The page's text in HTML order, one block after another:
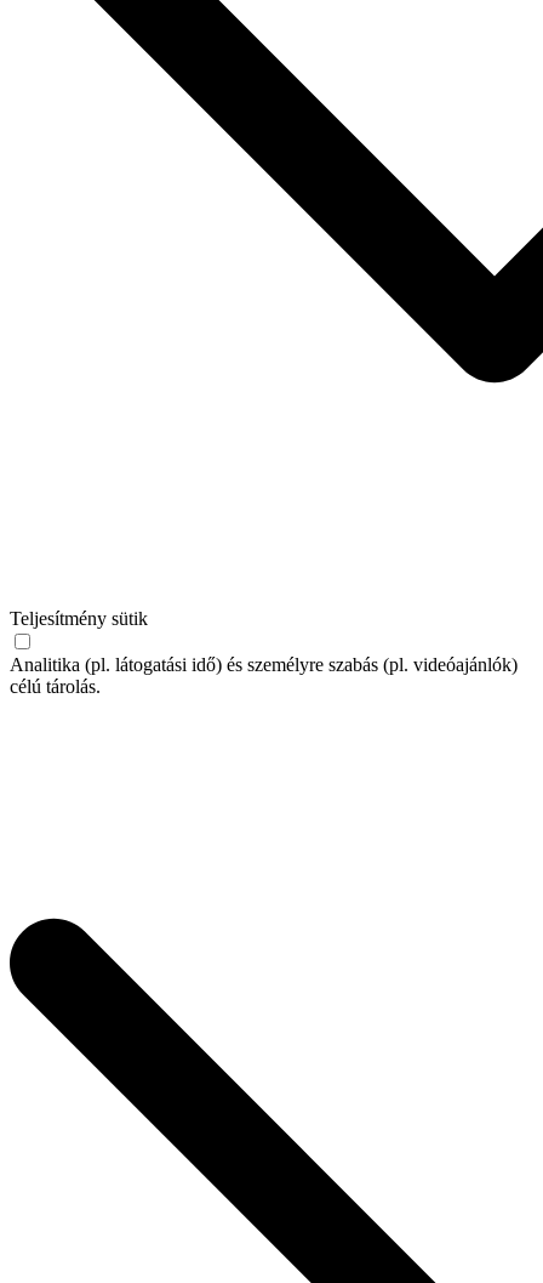
Teljesítmény sütik
Analitika (pl. látogatási idő) és személyre szabás (pl. videóajánlók)
célú tárolás.